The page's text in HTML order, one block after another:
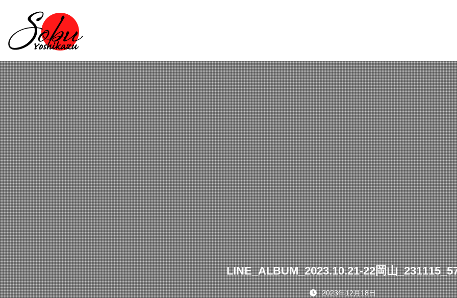
LINE_ALBUM_2023.10.21-22岡山
2023年12月18日